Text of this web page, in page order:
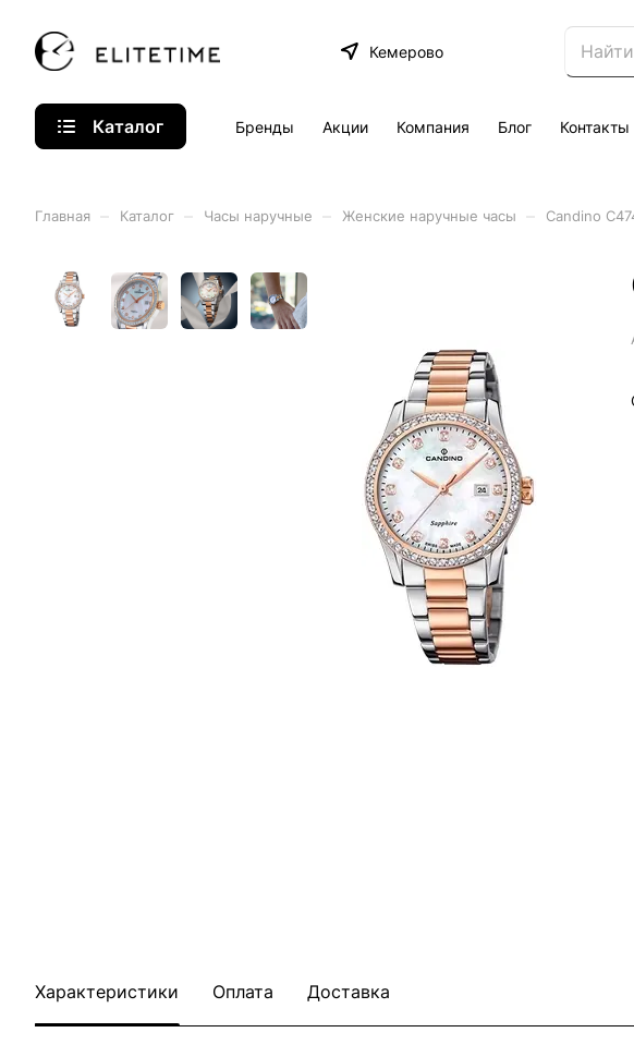
Кемерово
Каталог Бренды Акции Компания Блог Контакты
Главная Каталог Часы наручные Женские наручные часы Candino
Характеристики Оплата Доставка